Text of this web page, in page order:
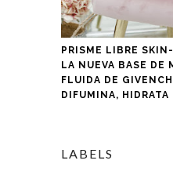
PRISME LIBRE
LA NUEVA BASE DE
FLUIDA DE
DIFUMINA,
LABELS